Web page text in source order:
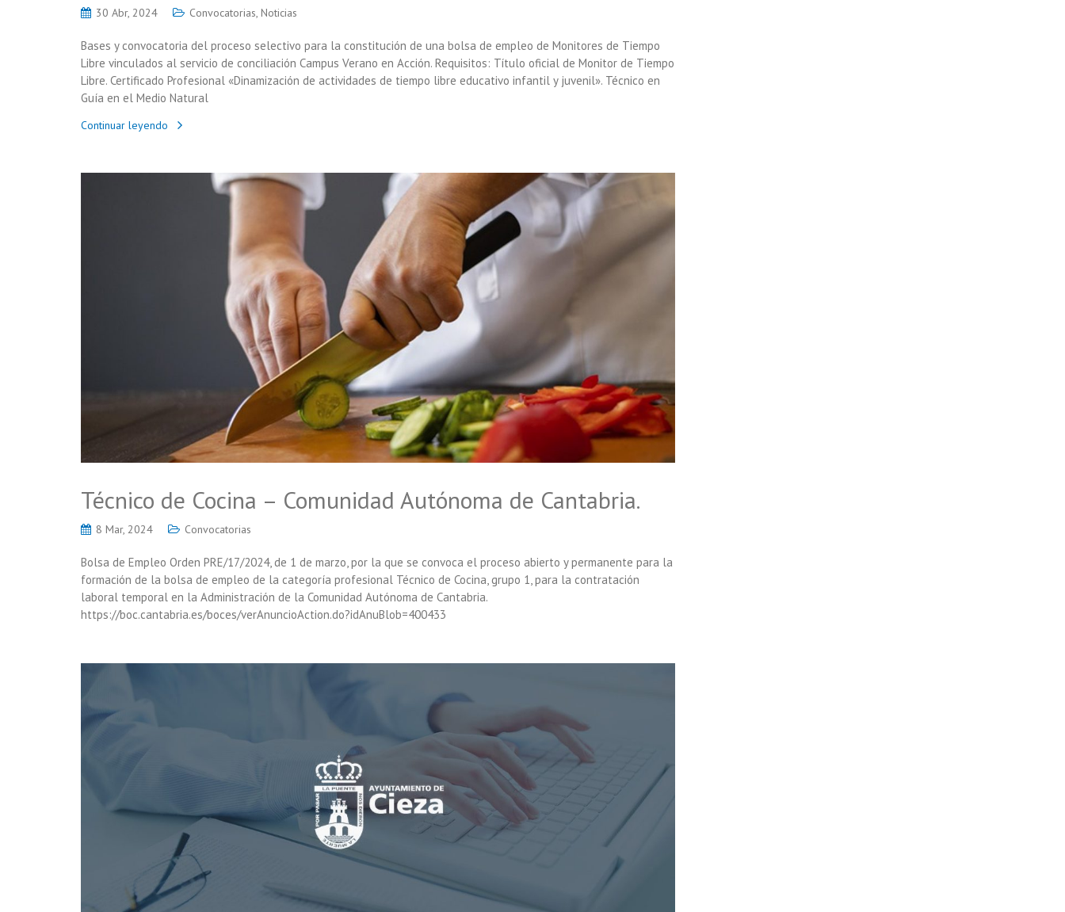
30 Abr, 2024 Convocatorias, Noticias
Bases y convocatoria del proceso selectivo para la constitución de una bolsa de empleo de Monitores de Tiempo
Libre vinculados al servicio de conciliación Campus Verano en Acción. Requisitos: Título oficial de Monitor de Tiempo
Libre. Certificado Profesional «Dinamización de actividades de tiempo libre educativo infantil y juvenil». Técnico en
Guía en el Medio Natural
Continuar leyendo
Técnico de Cocina – Comunidad Autónoma de Cantabria.
8 Mar, 2024 Convocatorias
Bolsa de Empleo Orden PRE/17/2024, de 1 de marzo, por la que se convoca el proceso abierto y permanente para la
formación de la bolsa de empleo de la categoría profesional Técnico de Cocina, grupo 1, para la contratación
laboral temporal en la Administración de la Comunidad Autónoma de Cantabria.
https://boc.cantabria.es/boces/verAnuncioAction.do?idAnuBlob=400433